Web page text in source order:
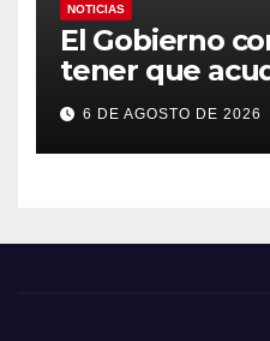
NOTICIAS
El Gobierno
tener que
por el reparto
mientras el
apertura del
6 DE AGOSTO DE 2026